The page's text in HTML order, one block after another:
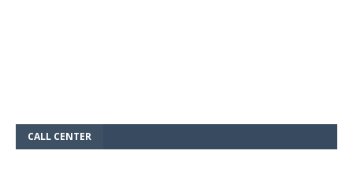
CALL CENTER